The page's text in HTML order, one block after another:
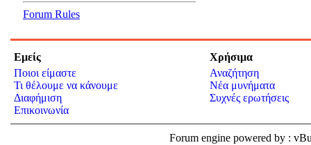
Forum Rules
Εμείς
Ποιοι είμαστε
Τι θέλουμε να κάνουμε
Διαφήμιση
Επικοινωνία
Χρήσιμα
Αναζήτηση
Νέα μυνήματα
Συχνές ερωτήσεις
Forum engine powered by :